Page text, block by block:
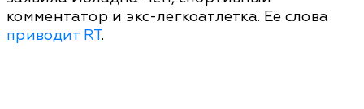
комментатор и экс-легкоатлетка. Ее слова
приводит RT.